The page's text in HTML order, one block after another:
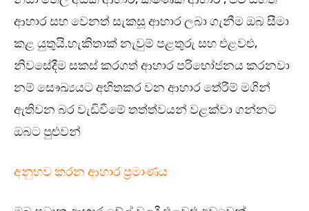
ආහාර සහ වෙනත් සැකසූ ආහාර ලබා ගැනීම ඔබ සීමා
කළ යුතුයි.හැකිතාක් නැවුම් පළතුරු සහ එළවළු,
නිවසේදීම සකස් කරගත් ආහාර පරිභෝජනය කරනවා
නම් සෞඛ්‍යයට අහිතකර වන ආහාර තේරීම් මගින්
ඇතිවන බර වැඩිවීමේ තත්ත්වයන් වළක්වා ගන්නට
ඔබට පුළුවන්
අනුභව කරන ආහාර ප්‍රමාණය